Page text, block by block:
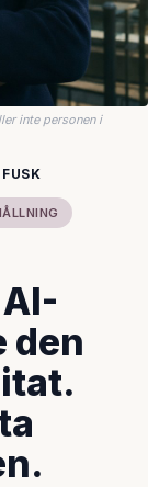
inte personen i
den